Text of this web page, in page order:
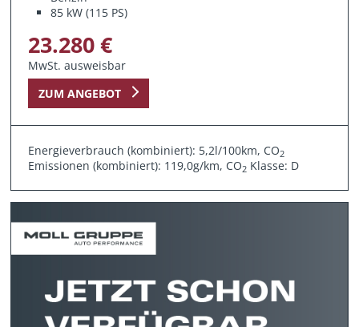
85 kW (115 PS)
23.280 €
MwSt. ausweisbar
ZUM ANGEBOT
Energieverbrauch (kombiniert): 5,2l/100km, CO2
Emissionen (kombiniert): 119,0g/km, CO2 Klasse: D